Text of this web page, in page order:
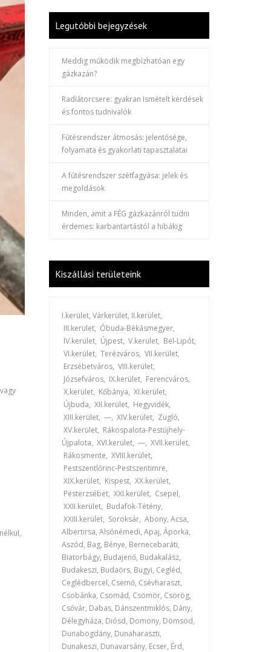
Legutóbbi bejegyzések
Meddig működik megbízhatóan egy
gázkazán?
Radiátorcsere: gyakran Ismételt kérdések
és fontos tudnivalók
Fűtésrendszer átmosás: jelentősége,
folyamata és gyakorlati tapasztalatai
A fűtésrendszer szétfagyása: jelek és
megoldások
Minden, amit a FÉG gázkazánról tudni
érdemes: karbantartástól a hibákig
Kiszállási területeink
I.kerület, Várkerület, II.kerület,
III.kerület, Óbuda-Békásmegyer,
IV.kerület, Újpest, V.kerület, Bel-Lipót,
VI.kerület, Terézváros, VII.kerület,
Erzsébetváros, VIII.kerület,
Józsefváros, IX.kerület, Ferencváros,
X.kerület, Kőbánya, XI.kerület,
Újbuda, XII.kerület, Hegyvidék,
XIII.kerület, —, XIV.kerület, Zugló,
XV.kerület, Rákospalota-Pestújhely-
Újpalota, XVI.kerület, —, XVII.kerület,
Rákosmente, XVIII.kerület,
Pestszentlőrinc-Pestszentimre,
XIX.kerület, Kispest, XX.kerület,
Pesterzsébet, XXI.kerület, Csepel,
XXII.kerület, Budafok-Tétény,
XXIII.kerület, Soroksár, Abony, Acsa,
Albertirsa, Alsónémedi, Apaj, Áporka,
Aszód, Bag, Bénye, Bernecebaráti,
Biatorbágy, Budajenő, Budakalász,
Budakeszi, Budaörs, Bugyi, Cegléd,
Ceglédbercel, Csemő, Csévharaszt,
Csobánka, Csomád, Csömör, Csörög,
Csővár, Dabas, Dánszentmiklós, Dány,
Délegyháza, Diósd, Domony, Dömsöd,
Dunabogdány, Dunaharaszti,
Dunakeszi, Dunavarsány, Ecser, Érd,